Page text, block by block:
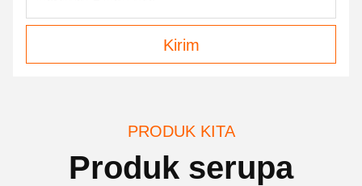
Kirim
PRODUK KITA
Produk serupa